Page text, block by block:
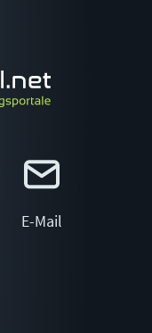
E-Mail